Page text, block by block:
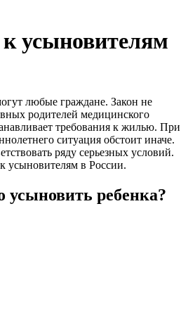
усыновителям
любые граждане. Закон не
родителей медицинского
требования к жилью. При
ситуация обстоит иначе.
ряду серьезных условий.
усыновителям в России.
усыновить ребенка?